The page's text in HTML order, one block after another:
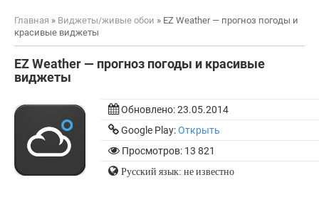
к
Главная » Виджеты/живые обои » EZ Weather — прогноз погоды и
красивые виджеты
EZ Weather — прогноз погоды и красивые
виджеты
Обновлено:23.05.2014
Google Play:Открыть
Просмотров: 13 821
Русский язык: не известно